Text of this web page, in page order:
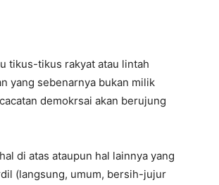
tikus-tikus rakyat atau lintah
yang sebenarnya bukan milik
demokrsai akan berujung
di atas ataupun hal lainnya yang
(langsung, umum, bersih-jujur